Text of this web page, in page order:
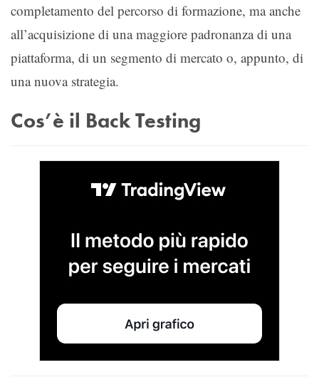
completamento del percorso di formazione, ma anche
all’acquisizione di una maggiore padronanza di una
piattaforma, di un segmento di mercato o, appunto, di
una nuova strategia.
Cos’è il Back Testing